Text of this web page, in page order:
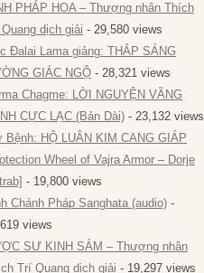
PHÁP HOA – Thượng nhân Thích
dịch giải - 29,580 views
Đalai Lama giảng: THẮP SÁNG
GIÁC NGỘ - 28,321 views
Chagme: LỜI NGUYỆN VÃNG
CỰC LẠC (Bản Dài) - 23,132 views
Bệnh: HỘ LUÂN KIM CANG GIÁP
Wheel of Vajra Armor – Dorje
- 19,800 views
Chánh Pháp Sanghata (audio) -
views
SƯ KINH SÁM – Thượng nhân
Trí Quang dịch giải - 19,297 views